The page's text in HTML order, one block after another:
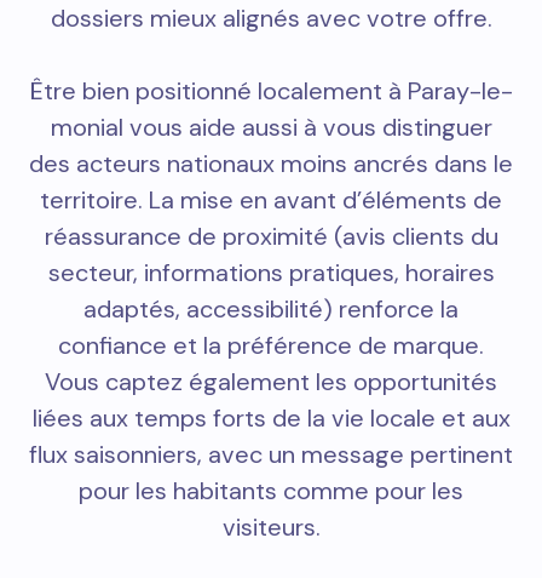
dossiers mieux alignés avec votre offre.
Être bien positionné localement à Paray-le-
monial vous aide aussi à vous distinguer
des acteurs nationaux moins ancrés dans le
territoire. La mise en avant d’éléments de
réassurance de proximité (avis clients du
secteur, informations pratiques, horaires
adaptés, accessibilité) renforce la
confiance et la préférence de marque.
Vous captez également les opportunités
liées aux temps forts de la vie locale et aux
flux saisonniers, avec un message pertinent
pour les habitants comme pour les
visiteurs.